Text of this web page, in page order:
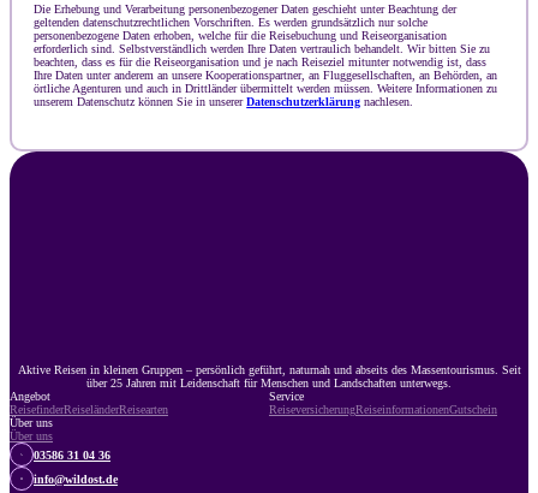
Die Erhebung und Verarbeitung personenbezogener Daten geschieht unter Beachtung der
geltenden datenschutzrechtlichen Vorschriften. Es werden grundsätzlich nur solche
personenbezogene Daten erhoben, welche für die Reisebuchung und Reiseorganisation
erforderlich sind. Selbstverständlich werden Ihre Daten vertraulich behandelt. Wir bitten Sie zu
beachten, dass es für die Reiseorganisation und je nach Reiseziel mitunter notwendig ist, dass
Ihre Daten unter anderem an unsere Kooperationspartner, an Fluggesellschaften, an Behörden, an
örtliche Agenturen und auch in Drittländer übermittelt werden müssen. Weitere Informationen zu
unserem Datenschutz können Sie in unsererDatenschutzerklärung nachlesen.
Aktive Reisen in kleinen Gruppen – persönlich geführt, naturnah und abseits des Massentourismus. Seit
über 25 Jahren mit Leidenschaft für Menschen und Landschaften unterwegs.
Angebot
ReisefinderReiseländerReisearten
Service
ReiseversicherungReiseinformationenGutschein
Über uns
Über uns
03586 31 04 36
info@wildost.de